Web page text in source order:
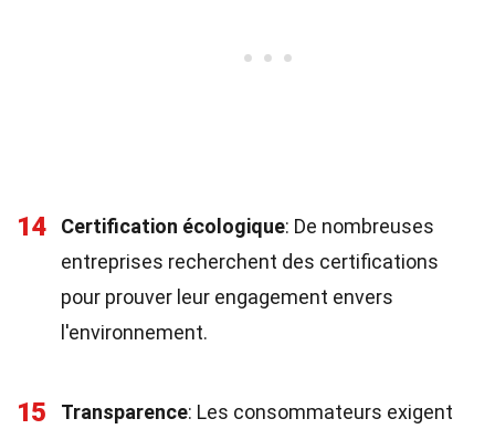
14 Certification écologique: De nombreuses
entreprises recherchent des certifications
pour prouver leur engagement envers
l'environnement.
15 Transparence: Les consommateurs exigent